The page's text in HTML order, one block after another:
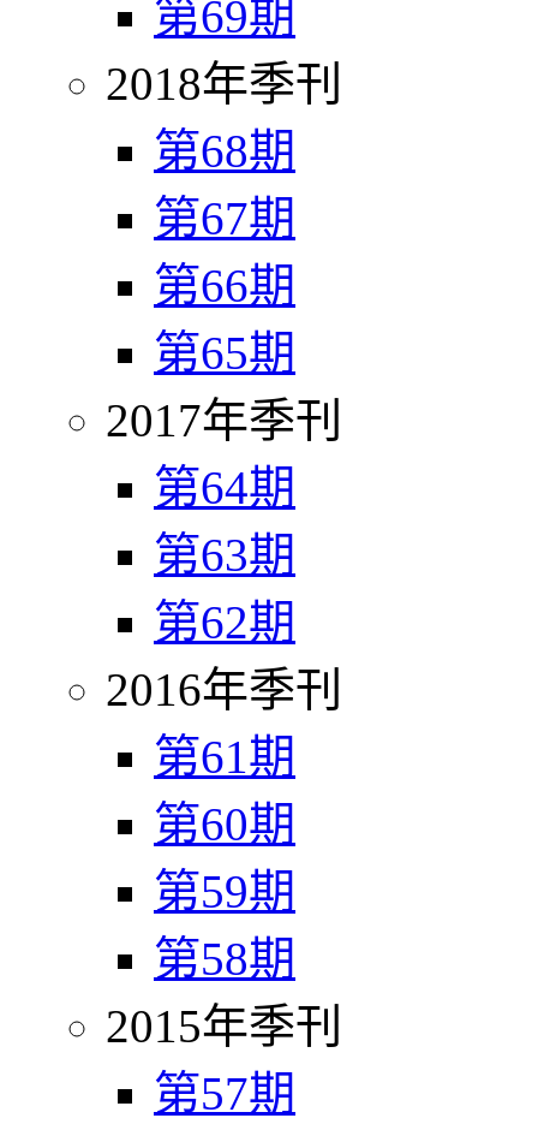
第69期
2018年季刊
第68期
第67期
第66期
第65期
2017年季刊
第64期
第63期
第62期
2016年季刊
第61期
第60期
第59期
第58期
2015年季刊
第57期